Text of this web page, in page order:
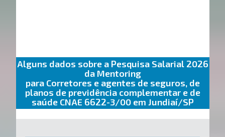
Alguns dados sobre a Pesquisa Salarial 2026
da Mentoring
para Corretores e agentes de seguros, de
planos de previdência complementar e de
saúde CNAE 6622-3/00 em Jundiaí/SP